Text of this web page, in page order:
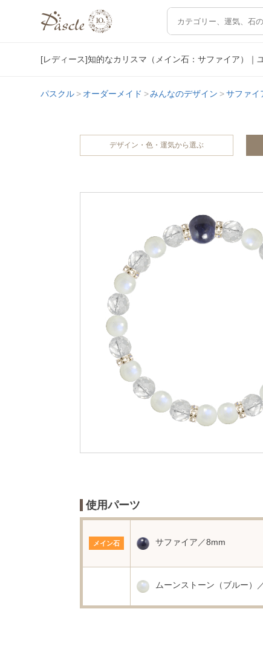
[レディース]知的なカリスマ（メイン石：サファイア）｜
パスクル オーダーメイド みんなのデザイン サファイ
デザイン・色・運気から選ぶ
使用パーツ
メイン石 サファイア／8mm
ムーンストーン（ブルー）